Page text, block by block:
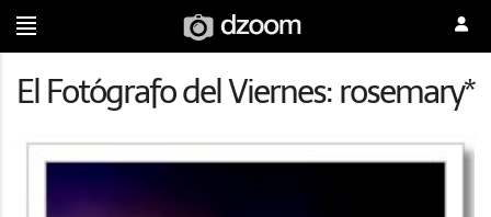
El Fotógrafo del Viernes: rosemary*